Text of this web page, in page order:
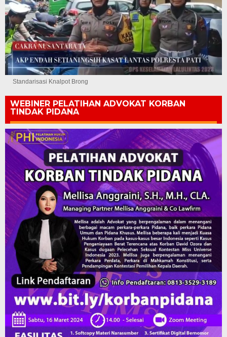
Standarisasi Knalpot Brong
WEBINER PELATIHAN ADVOKAT KORBAN
TINDAK PIDANA